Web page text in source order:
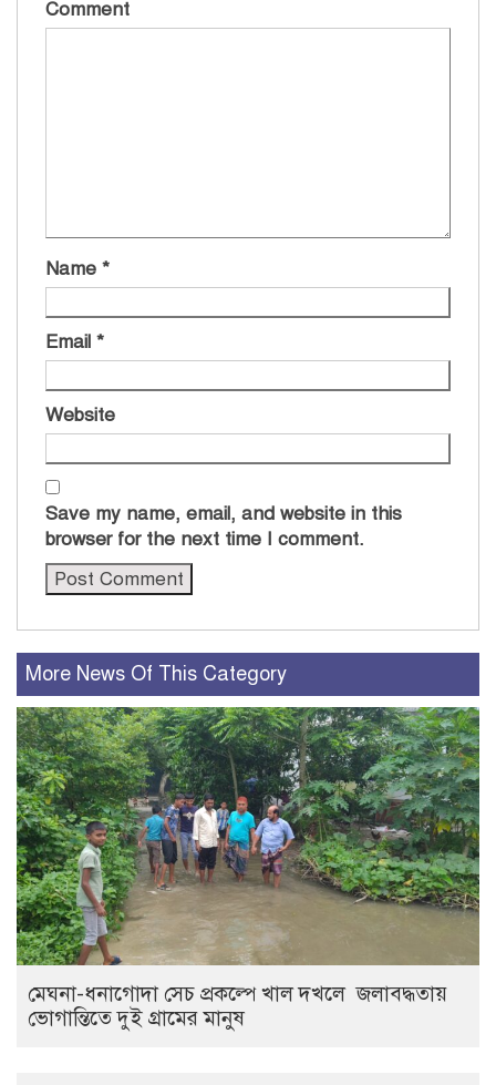
Comment
Name *
Email *
Website
Save my name, email, and website in this
browser for the next time I comment.
More News Of This Category
মেঘনা-ধনাগোদা সেচ প্রকল্পে খাল দখলে জলাবদ্ধতায়
ভোগান্তিতে দুই গ্রামের মানুষ